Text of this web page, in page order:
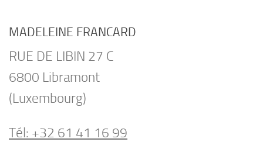
MADELEINE FRANCARD
RUE DE LIBIN 27 C
6800 Libramont
(Luxembourg)
Tél: +32 61 41 16 99